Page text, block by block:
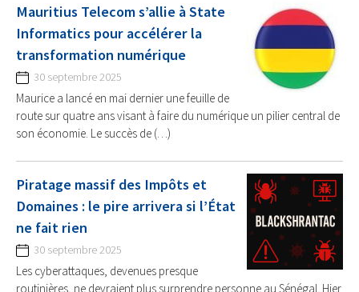
Mauritius Telecom s’allie à State
Informatics pour accélérer la
transformation numérique
30 septembre 2025
Maurice a lancé en mai dernier une feuille de
route sur quatre ans visant à faire du numérique un pilier central de
son économie. Le succès de (…)
Piratage massif des Impôts et
Domaines : le pire arrivera si l’État
ne fait rien
30 septembre 2025
Les cyberattaques, devenues presque
routinières, ne devraient plus surprendre personne au Sénégal. Hier